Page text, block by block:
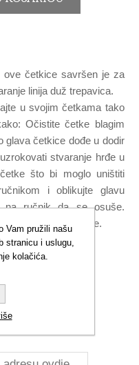
ove četkice savršen je za
linija duž trepavica.
u svojim četkama tako
Očistite četke blagim
glava četkice dođe u dodir
stvaranje hrđe u
što bi moglo uništiti
i oblikujte glavu
na ručnik da se osuše.
da se potpuno osuše.
Vam pružili našu
stranicu i uslugu,
kolačića.